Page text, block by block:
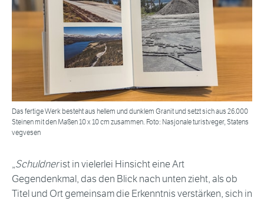
Das fertige Werk besteht aus hellem und dunklem Granit und setzt sich aus 26.000
Steinen mit den Maßen 10 x 10 cm zusammen. Foto: Nasjonale turistveger, Statens
vegvesen
„Schuldnerist in vielerlei Hinsicht eine Art
Gegendenkmal, das den Blick nach unten zieht, als ob
Titel und Ort gemeinsam die Erkenntnis verstärken, sich in